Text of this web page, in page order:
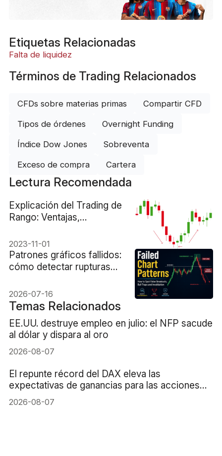
Etiquetas Relacionadas
Falta de liquidez
Términos de Trading Relacionados
CFDs sobre materias primas Compartir CFD
Tipos de órdenes Overnight Funding
Índice Dow Jones Sobreventa
Exceso de compra Cartera
Lectura Recomendada
Explicación del Trading de
Rango: Ventajas,
2023-11-01
Patrones gráficos fallidos:
cómo detectar rupturas
invalidación.
2026-07-16
Temas Relacionados
EE.UU. destruye empleo en julio: el NFP sacude
al dólar y dispara al oro
2026-08-07
El repunte récord del DAX eleva las
expectativas de ganancias para las acciones
alemanas
2026-08-07